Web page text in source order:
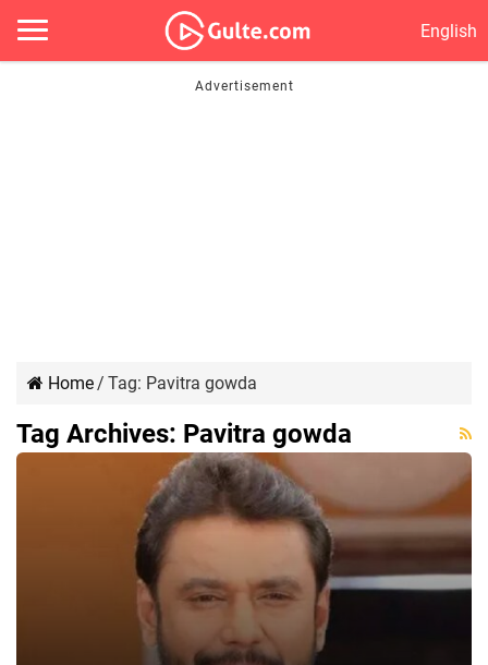
English
Home/ Tag: Pavitra gowda
Tag Archives: Pavitra gowda